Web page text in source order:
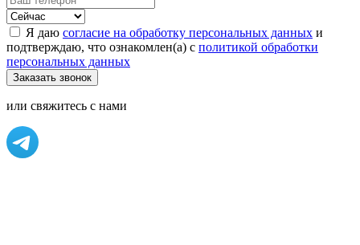
Я даю согласие на обработку персональных данных и
подтверждаю, что ознакомлен(а) с политикой обработки
персональных данных
или свяжитесь с нами